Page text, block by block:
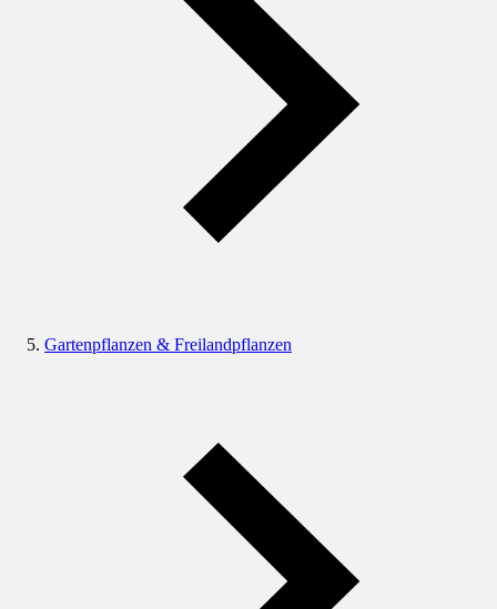
Gartenpflanzen & Freilandpflanzen